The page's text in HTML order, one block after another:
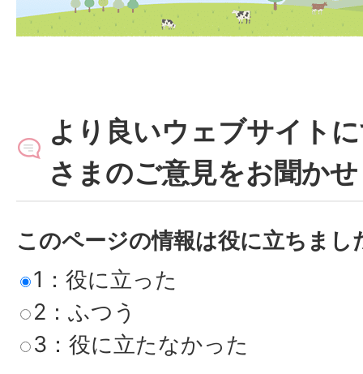
より良いウェブサイト
さまのご意見をお聞か
このページの情報は役に立ちまし
1：役に立った
2：ふつう
3：役に立たなかった